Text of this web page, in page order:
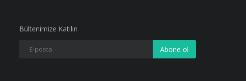
Bültenimize Katılın
Abone ol